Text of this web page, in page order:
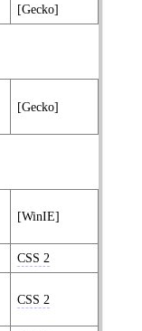
[Gecko]
[Gecko]
[WinIE]
CSS 2
CSS 2